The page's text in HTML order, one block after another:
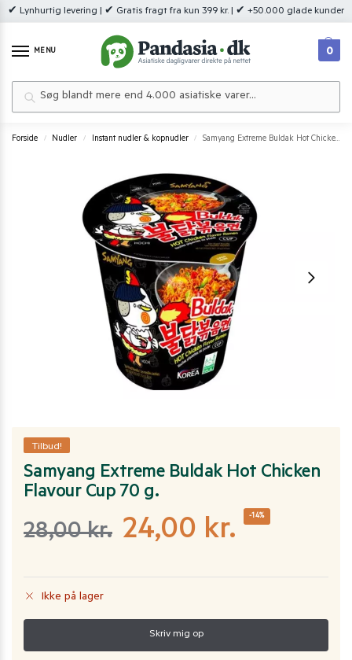
✔ Lynhurtig levering | ✔ Gratis fragt fra kun 399 kr. | ✔ +50.000 glade kunder
MENU 0
Forside / Nudler / Instant nudler & kopnudler / Samyang Extreme Buldak Hot Chicken Flavour Cup 70 g.
Tilbud!
Samyang Extreme Buldak Hot Chicken
Flavour Cup 70 g.
28,00kr. 24,00 kr. -14%
Ikke på lager